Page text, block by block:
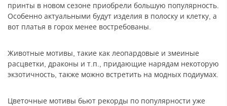
принты в новом сезоне приобрели большую популярность.
Особенно актуальными будут изделия в полоску и клетку, а
вот платья в горох менее востребованы.
Животные мотивы, такие как леопардовые и змеиные
расцветки, драконы и т.п., придающие нарядам некоторую
экзотичность, также можно встретить на модных подиумах.
Цветочные мотивы бьют рекорды по популярности уже